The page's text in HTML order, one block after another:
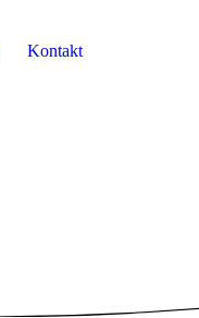
Kontakt